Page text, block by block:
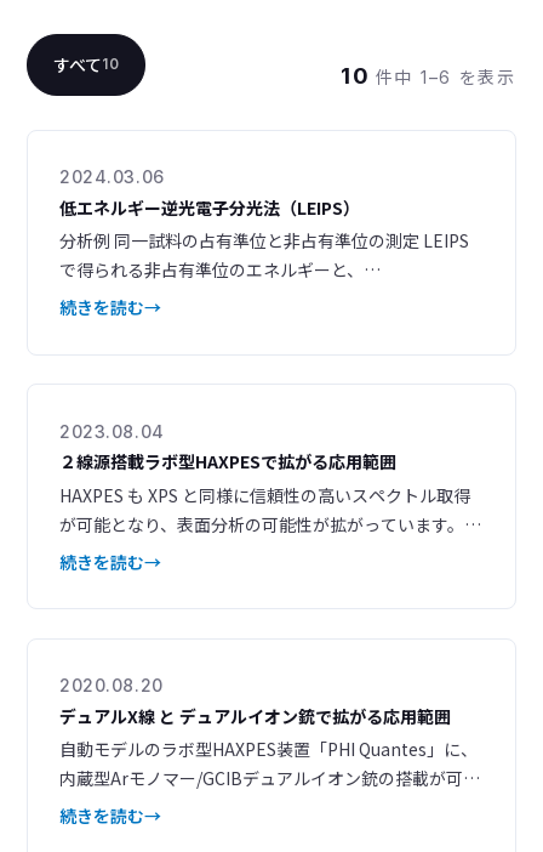
すべて10 10 件中 1–6 を表示
2024.03.06
低エネルギー逆光電子分光法（LEIPS）
分析例 同一試料の占有準位と非占有準位の測定 LEIPS
で得られる非占有準位のエネルギーと、
UPS（Ultraviolet Photoelectron Spectroscopy）で
がわかります。LEIPS と UPS を相補的に組み合わせる
ことで、半導体試料の電子と空孔の両方の準位を知るこ
続きを読む
2023.08.04
２線源搭載ラボ型HAXPESで拡がる応用範囲
HAXPES も XPS と同様に信頼性の高いスペクトル取得
が可能となり、表面分析の可能性が拡がっています。検
出深さや軌道の選択範囲が広がり、さらに角度分解XPS
でなく、埋もれた界面の分析から界面の検出まで、新た
な応用が期待できます。 最新の技術資料として、2023
した。
続きを読む
2020.08.20
デュアルX線 と デュアルイオン銃で拡がる応用範囲
自動モデルのラボ型HAXPES装置「PHI Quantes」に、
内蔵型Arモノマー/GCIBデュアルイオン銃の搭載が可能
に。 軟X線と硬X線のデュアルX線源とArモノマーとAr
続きを読む